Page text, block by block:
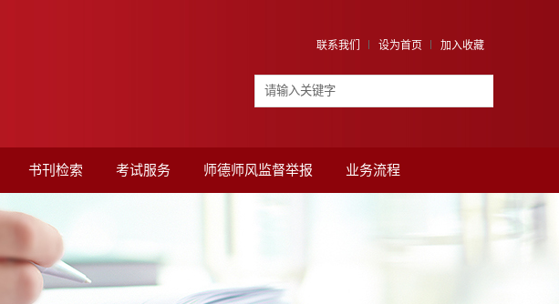
联系我们 设为首页 加入收藏
书刊检索 考试服务 师德师风监督举报 业务流程